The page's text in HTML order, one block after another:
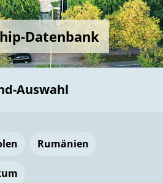
Datenbank
Auswahl
Rumänien